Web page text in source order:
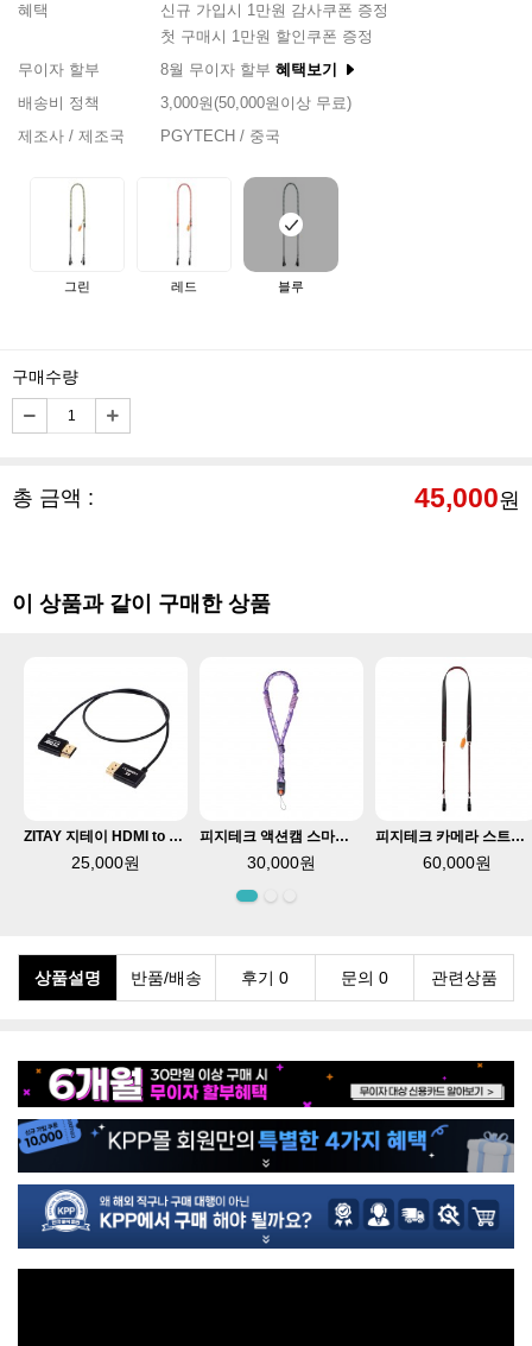
혜택
신규 가입시 1만원 감사쿠폰 증정
첫 구매시 1만원 할인쿠폰 증정
무이자 할부
8월 무이자 할부 혜택보기
배송비 정책
3,000원(50,000원이상 무료)
제조사 / 제조국
PGYTECH / 중국
그린 레드 블루
구매수량
총 금액 : 45,000원
이 상품과 같이 구매한 상품
ZITAY 지테이 HDMI to HDMI 8K 케이블 2.1 50cm CH22
25,000원
피지테크 액션캠 스마트폰 핸드스트랩 오로라퍼플 P-CB-629
30,000원
피지테크 카메라 스트랩 슬림 빈티지 블랙 P-CB-581
60,000원
상품설명 반품/배송 후기 0 문의 0 관련상품